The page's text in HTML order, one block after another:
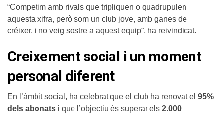
“Competim amb rivals que tripliquen o quadrupulen
aquesta xifra, però som un club jove, amb ganes de
créixer, i no veig sostre a aquest equip”, ha reivindicat.
Creixement social i un moment
personal diferent
En l’àmbit social, ha celebrat que el club ha renovat el 95%
dels abonats i que l’objectiu és superar els 2.000